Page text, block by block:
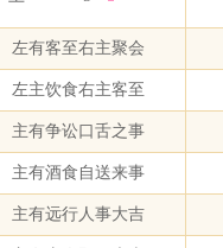
左有客至右主聚会
左主饮食右主客至
主有争讼口舌之事
主有酒食自送来事
主有远行人事大吉